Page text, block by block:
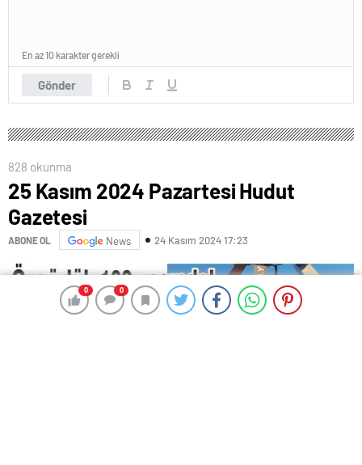
0 0
Gönder
En az 10 karakter gerekli
828 okunma
25 Kasım 2024 Pazartesi Hudut
Gazetesi
ABONE OL News 24 Kasım 2024 17:23
0 0